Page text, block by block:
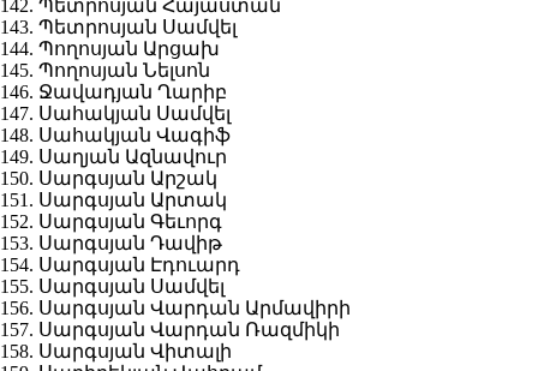
142. Պետրոսյան Հայաստան
143. Պետրոսյան Սամվել
144. Պողոսյան Արցախ
145. Պողոսյան Նելսոն
146. Ջավադյան Ղարիբ
147. Սահակյան Սամվել
148. Սահակյան Վագիֆ
149. Սաղյան Ազնավուր
150. Սարգսյան Արշակ
151. Սարգսյան Արտակ
152. Սարգսյան Գեւորգ
153. Սարգսյան Դավիթ
154. Սարգսյան Էդուարդ
155. Սարգսյան Սամվել
156. Սարգսյան Վարդան Արմավիրի
157. Սարգսյան Վարդան Ռազմիկի
158. Սարգսյան Վիտալի